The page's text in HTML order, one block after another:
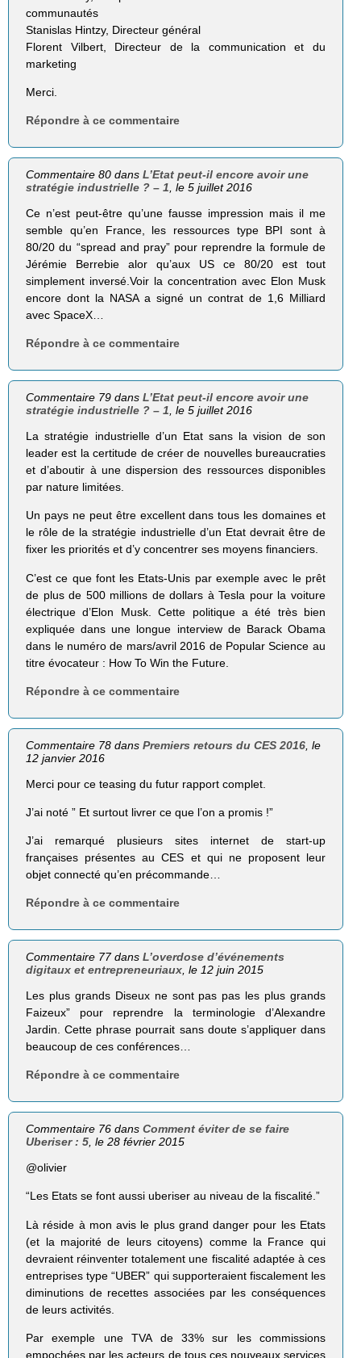
communautés
Stanislas Hintzy, Directeur général
Florent Vilbert, Directeur de la communication et du
marketing
Merci.
Répondre à ce commentaire
Commentaire 80 dansL’Etat peut-il encore avoir une
stratégie industrielle ? – 1 , le 5 juillet 2016
Ce n’est peut-être qu’une fausse impression mais il me
semble qu’en France, les ressources type BPI sont à
80/20 du “spread and pray” pour reprendre la formule de
Jérémie Berrebie alor qu’aux US ce 80/20 est tout
simplement inversé.Voir la concentration avec Elon Musk
encore dont la NASA a signé un contrat de 1,6 Milliard
avec SpaceX…
Répondre à ce commentaire
Commentaire 79 dansL’Etat peut-il encore avoir une
stratégie industrielle ? – 1, le 5 juillet 2016
La stratégie industrielle d’un Etat sans la vision de son
leader est la certitude de créer de nouvelles bureaucraties
et d’aboutir à une dispersion des ressources disponibles
par nature limitées.
Un pays ne peut être excellent dans tous les domaines et
le rôle de la stratégie industrielle d’un Etat devrait être de
fixer les priorités et d’y concentrer ses moyens financiers.
C’est ce que font les Etats-Unis par exemple avec le prêt
de plus de 500 millions de dollars à Tesla pour la voiture
électrique d’Elon Musk. Cette politique a été très bien
expliquée dans une longue interview de Barack Obama
dans le numéro de mars/avril 2016 de Popular Science au
titre évocateur : How To Win the Future.
Répondre à ce commentaire
Commentaire 78 dansPremiers retours du CES 2016 , le
12 janvier 2016
Merci pour ce teasing du futur rapport complet.
J’ai noté ” Et surtout livrer ce que l’on a promis !”
J’ai remarqué plusieurs sites internet de start-up
françaises présentes au CES et qui ne proposent leur
objet connecté qu’en précommande…
Répondre à ce commentaire
Commentaire 77 dansL’overdose d’événements
digitaux et entrepreneuriaux , le 12 juin 2015
Les plus grands Diseux ne sont pas pas les plus grands
Faizeux” pour reprendre la terminologie d’Alexandre
Jardin. Cette phrase pourrait sans doute s’appliquer dans
beaucoup de ces conférences…
Répondre à ce commentaire
Commentaire 76 dansComment éviter de se faire
Uberiser : 5, le 28 février 2015
@olivier
“Les Etats se font aussi uberiser au niveau de la fiscalité.”
Là réside à mon avis le plus grand danger pour les Etats
(et la majorité de leurs citoyens) comme la France qui
devraient réinventer totalement une fiscalité adaptée à ces
entreprises type “UBER” qui supporteraient fiscalement les
diminutions de recettes associées par les conséquences
de leurs activités.
Par exemple une TVA de 33% sur les commissions
empochées par les acteurs de tous ces nouveaux services